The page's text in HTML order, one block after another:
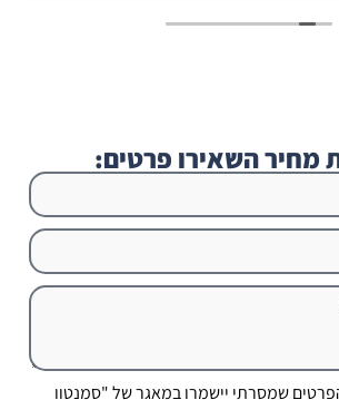
מחיר השאירו פרטים:
שמסרתי יישמרו במאגר של "סמנטוו